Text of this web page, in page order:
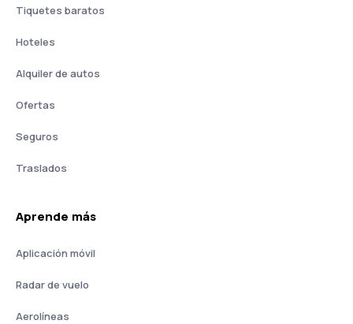
Tiquetes baratos
Hoteles
Alquiler de autos
Ofertas
Seguros
Traslados
Aprende más
Aplicación móvil
Radar de vuelo
Aerolíneas